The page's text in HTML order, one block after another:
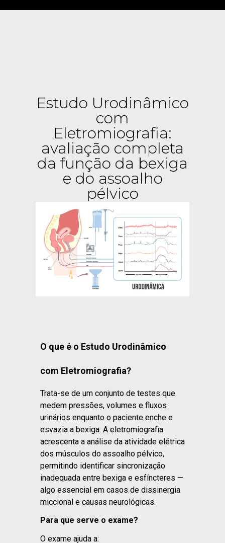
Estudo Urodinâmico
com
Eletromiografia:
avaliação completa
da função da bexiga
e do assoalho
pélvico
O que é o Estudo Urodinâmico
com Eletromiografia?
Trata-se de um conjunto de testes que
medem pressões, volumes e fluxos
urinários enquanto o paciente enche e
esvazia a bexiga. A eletromiografia
acrescenta a análise da atividade elétrica
dos músculos do assoalho pélvico,
permitindo identificar sincronização
inadequada entre bexiga e esfíncteres —
algo essencial em casos de dissinergia
miccional e causas neurológicas.
Para que serve o exame?
O exame ajuda a: